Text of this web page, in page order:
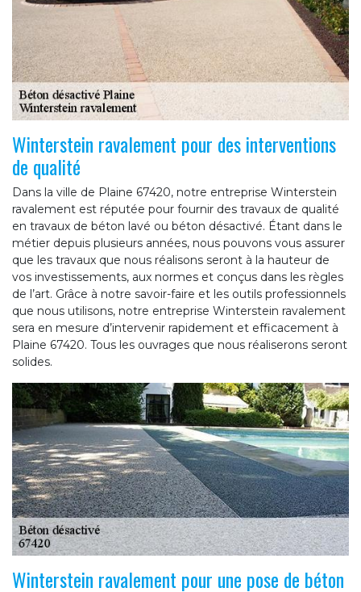
Winterstein ravalement pour des interventions
de qualité
Dans la ville de Plaine 67420, notre entreprise Winterstein
ravalement est réputée pour fournir des travaux de qualité
en travaux de béton lavé ou béton désactivé. Étant dans le
métier depuis plusieurs années, nous pouvons vous assurer
que les travaux que nous réalisons seront à la hauteur de
vos investissements, aux normes et conçus dans les règles
de l’art. Grâce à notre savoir-faire et les outils professionnels
que nous utilisons, notre entreprise Winterstein ravalement
sera en mesure d’intervenir rapidement et efficacement à
Plaine 67420. Tous les ouvrages que nous réaliserons seront
solides.
Winterstein ravalement pour une pose de béton